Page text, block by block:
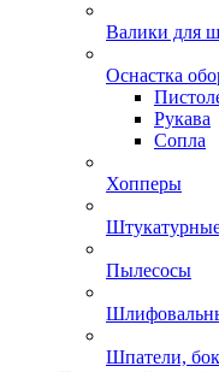
Валики для
Оснастка
Рукава
Сопла
Хопперы
Пылесосы
Шпатели,